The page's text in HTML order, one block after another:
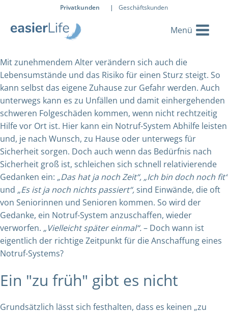
Privatkunden | Geschäftskunden
Mit zunehmendem Alter verändern sich auch die
Lebensumstände und das Risiko für einen Sturz steigt. So
kann selbst das eigene Zuhause zur Gefahr werden. Auch
unterwegs kann es zu Unfällen und damit einhergehenden
schweren Folgeschäden kommen, wenn nicht rechtzeitig
Hilfe vor Ort ist. Hier kann ein Notruf-System Abhilfe leisten
und, je nach Wunsch, zu Hause oder unterwegs für
Sicherheit sorgen. Doch auch wenn das Bedürfnis nach
Sicherheit groß ist, schleichen sich schnell relativierende
Gedanken ein: „Das hat ja noch Zeit“, „Ich bin doch noch fit“
und „Es ist ja noch nichts passiert“,sind Einwände, die oft
von Seniorinnen und Senioren kommen. So wird der
Gedanke, ein Notruf-System anzuschaffen, wieder
verworfen. „Vielleicht später einmal“.– Doch wann ist
eigentlich der richtige Zeitpunkt für die Anschaffung eines
Notruf-Systems?
Ein "zu früh" gibt es nicht
Grundsätzlich lässt sich festhalten, dass es keinen „zu